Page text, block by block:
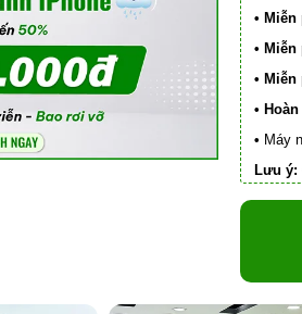
• Miễn
• Miễn
• Miễn
•
• Máy
Lưu ý: